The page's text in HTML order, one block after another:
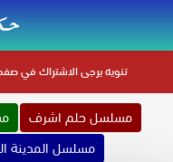
تنويهيرجى الاشتراك في
مسلسل حلم اشرف
مسلسل المدينة